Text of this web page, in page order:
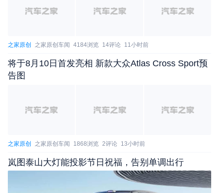
侧气帘。同时全系标配电子稳定控制系统（ESC）
+自动驻车（AUTOHOLD）等安全配置。加上入门
版搭载的高清倒车影像、后雷达等安全装备，停车更
之家原创 之家原创车闻 4184浏览 14评论 11小时前
将于8月10日首发亮相 新款大众Atlas Cross Sport预
告图
之家原创 之家原创车闻 1868浏览 2评论 13小时前
岚图泰山大灯能投影节日祝福，告别单调出行